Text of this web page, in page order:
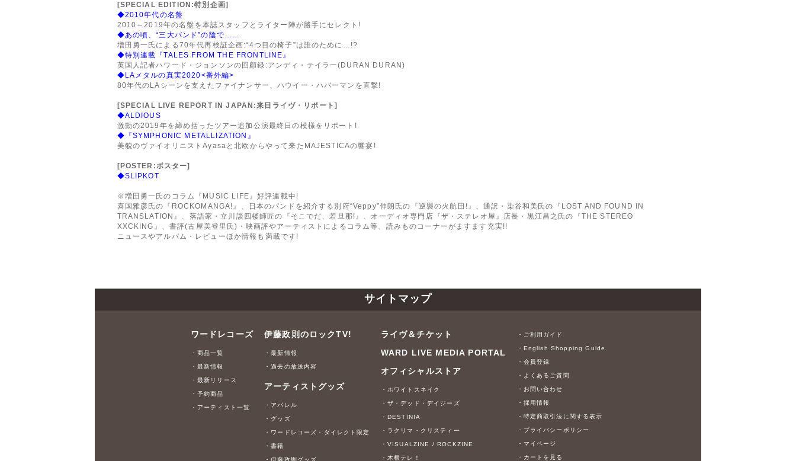
[SPECIAL EDITION:特別企画]
◆2010年代の名盤
2010～2019年の名盤を本誌スタッフとライター陣が勝手にセレクト!
◆あの頃、“三大バンド”の陰で……
増田勇一氏による70年代再検証企画:“4つ目の椅子”は誰のために…!?
◆特別連載『TALES FROM THE FRONTLINE』
英国人記者ハワード・ジョンソンの回顧録:アンディ・テイラー(DURAN DURAN)
◆LAメタルの真実2020<番外編>
80年代のLAシーンを支えたファイナンサー、ハウイー・ハバーマンを直撃!
[SPECIAL LIVE REPORT IN JAPAN:来日ライヴ・リポート]
◆ALDIOUS
激動の2019年を締め括ったツアー追加公演最終日の模様をリポート!
◆『SYMPHONIC METALLIZATION』
美貌のヴァイオリニストAyasaと北欧からやって来たMAJESTICAの響宴!
[POSTER:ポスター]
◆SLIPKOT
※増田勇一氏のコラム『MUSIC LIFE』好評連載中!
喜国雅彦氏の『ROCKOMANGA!』、日本のバンドを紹介する別府“Veppy”伸朗氏の『逆襲の火航田!』、通訳・染谷和美氏の『LOST AND FOUND IN
TRANSLATION』、落語家・立川談四楼師匠の『そこでだ、若旦那!』、オーディオ専門店『ザ・ステレオ屋』店長・黒江昌之氏の『THE STEREO
XXCKING』、書評(古屋美登里氏)・映画評やアーティストによるコラム等、読みものコーナーがますます充実!!
ニュースやアルバム・レビューほか情報も満載です!
サイトマップ
ワードレコーズ
・商品一覧
・最新情報
・最新リリース
・予約商品
・アーティスト一覧
伊藤政則のロックTV!
・最新情報
・過去の放送内容
アーティストグッズ
・アパレル
・グッズ
・ワードレコーズ・ダイレクト限定
・書籍
・伊藤政則グッズ
ライヴ＆チケット
WARD LIVE MEDIA PORTAL
オフィシャルストア
・ホワイトスネイク
・ザ・デッド・デイジーズ
・DESTINIA
・ラクリマ・クリスティー
・VISUALZINE / ROCKZINE
・木根テレ！
・ご利用ガイド
・English Shopping Guide
・会員登録
・よくあるご質問
・お問い合わせ
・採用情報
・特定商取引法に関する表示
・プライバシーポリシー
・マイページ
・カートを見る